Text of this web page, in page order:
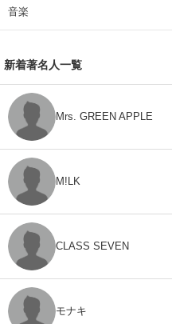
音楽
新着著名人一覧
Mrs. GREEN APPLE
M!LK
CLASS SEVEN
モナキ